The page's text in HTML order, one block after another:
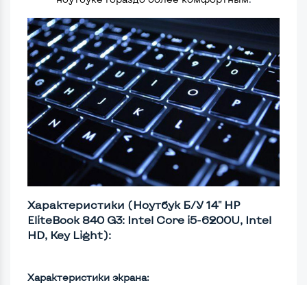
Характеристики (Ноутбук Б/У 14" HP
EliteBook 840 G3: Intel Core i5-6200U, Intel
HD, Key Light):
Характеристики экрана: